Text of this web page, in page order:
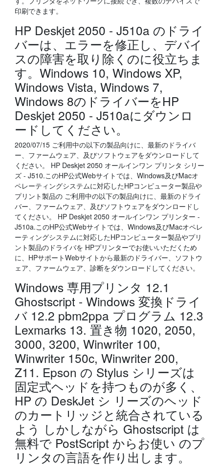
印刷できます。
HP Deskjet 2050 - J510a のドライ
バーは、エラーを修正し、デバイ
スの障害を取り除くのに役立ちま
す。Windows 10, Windows XP,
Windows Vista, Windows 7,
Windows 8のドライバーをHP
Deskjet 2050 - J510aにダウンロ
ードしてください。
2020/07/15 ご利用中の以下の製品向けに、最新のドライバ
ー、ファームウェア、及びソフトウェアをダウンロードして
ください。 HP Deskjet 2050 オールインワン プリンタ シリー
ズ - J510.このHP公式Webサイトでは、Windows及びMacオ
ペレーティングシステムに対応したHPコンピューター製品や
プリント製品の ご利用中の以下の製品向けに、最新のドライ
バー、ファームウェア、及びソフトウェアをダウンロードし
てください。 HP Deskjet 2050 オールインワン プリンター -
J510a.このHP公式Webサイトでは、Windows及びMacオペレ
ーティングシステムに対応したHPコンピューター製品やプリ
ント製品のドライバを HPプリンターでお使いいただくため
に、HPサポートWebサイトから最新のドライバー、ソフトウ
ェア、ファームウェア、診断をダウンロードしてください。
Windows 専用プリンタ 12.1
Ghostscript - Windows 変換ドライ
バ 12.2 pbm2ppa プログラム 12.3
Lexmarks 13. 置き物 1020, 2050,
3000, 3200, Winwriter 100,
Winwriter 150c, Winwriter 200,
Z11. Epson の Stylus シリーズは
固定式ヘッドを持つものが多く、
HP の DeskJet シ リーズのヘッド
のカートリッジと統合されている
よう しかしながら Ghostscript は
無料で PostScript からお使い のプ
リンタの言語を作り出します。